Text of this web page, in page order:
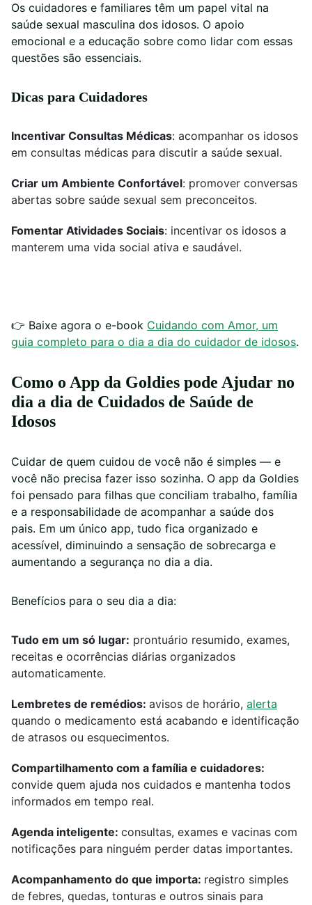
Os cuidadores e familiares têm um papel vital na
saúde sexual masculina dos idosos. O apoio
emocional e a educação sobre como lidar com essas
questões são essenciais.
Dicas para Cuidadores
Incentivar Consultas Médicas: acompanhar os idosos
em consultas médicas para discutir a saúde sexual.
Criar um Ambiente Confortável: promover conversas
abertas sobre saúde sexual sem preconceitos.
Fomentar Atividades Sociais: incentivar os idosos a
manterem uma vida social ativa e saudável.
👉 Baixe agora o e-book Cuidando com Amor, um
guia completo para o dia a dia do cuidador de idosos.
Como o App da Goldies pode Ajudar no
dia a dia de Cuidados de Saúde de
Idosos
Cuidar de quem cuidou de você não é simples — e
você não precisa fazer isso sozinha. O app da Goldies
foi pensado para filhas que conciliam trabalho, família
e a responsabilidade de acompanhar a saúde dos
pais. Em um único app, tudo fica organizado e
acessível, diminuindo a sensação de sobrecarga e
aumentando a segurança no dia a dia.
Benefícios para o seu dia a dia:
Tudo em um só lugar: prontuário resumido, exames,
receitas e ocorrências diárias organizados
automaticamente.
Lembretes de remédios: avisos de horário, alerta
quando o medicamento está acabando e identificação
de atrasos ou esquecimentos.
Compartilhamento com a família e cuidadores:
convide quem ajuda nos cuidados e mantenha todos
informados em tempo real.
Agenda inteligente: consultas, exames e vacinas com
notificações para ninguém perder datas importantes.
Acompanhamento do que importa: registro simples
de febres, quedas, tonturas e outros sinais para